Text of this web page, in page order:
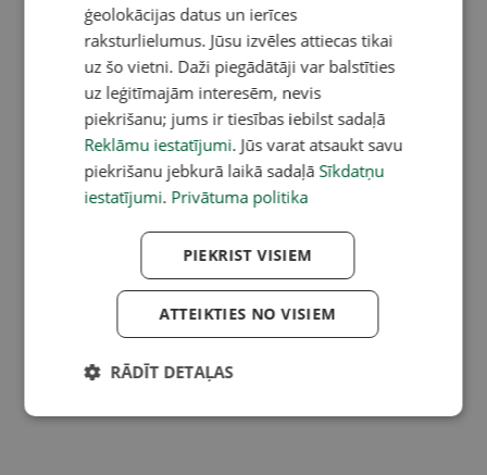
ģeolokācijas datus un ierīces
raksturlielumus. Jūsu izvēles attiecas tikai
uz šo vietni. Daži piegādātāji var balstīties
uz leģitīmajām interesēm, nevis
piekrišanu; jums ir tiesības iebilst sadaļā
Reklāmu iestatījumi. Jūs varat atsaukt savu
piekrišanu jebkurā laikā sadaļā Sīkdatņu
iestatījumi. Privātuma politika
PIEKRIST VISIEM
ATTEIKTIES NO VISIEM
RĀDĪT DETAĻAS